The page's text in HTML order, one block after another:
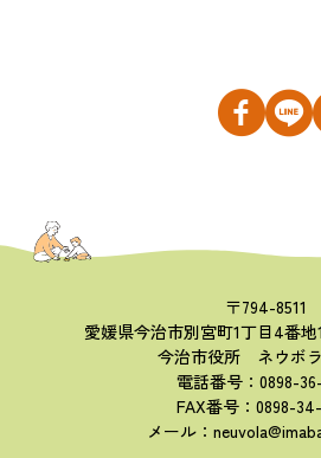
〒794-8511
愛媛県今治市別宮町1丁目4番
今治市役所 ネウボ
電話番号：0898-
FAX番号：0898-
メール：